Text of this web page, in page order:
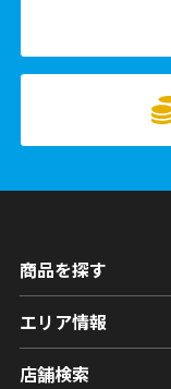
商品を探す
エリア情報
店舗検索